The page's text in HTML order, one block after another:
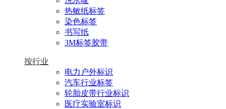
热敏纸标签
染色标签
书写纸
3M标签胶带
按行业
电力户外标识
汽车行业标签
轮胎皮带行业标识
医疗实验室标识